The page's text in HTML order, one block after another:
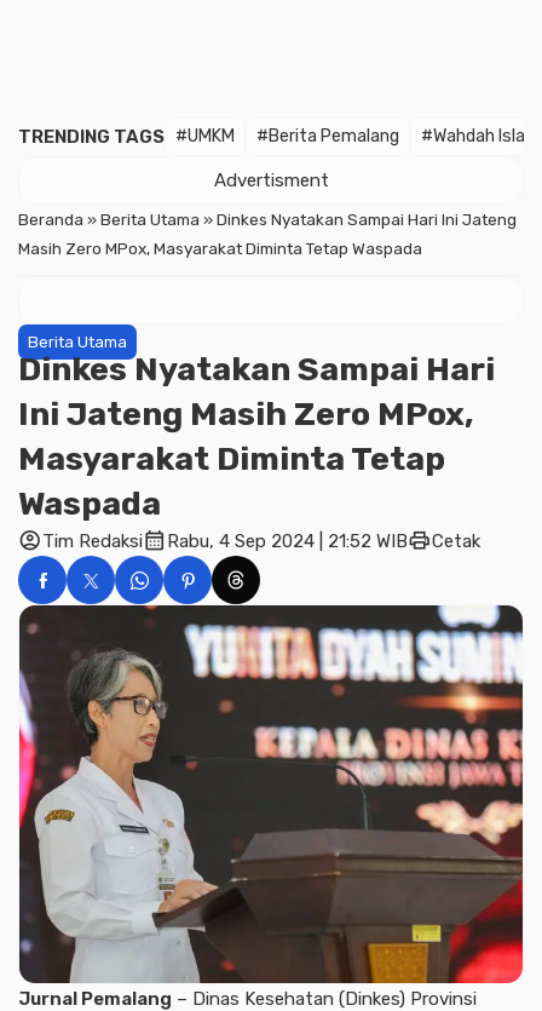
TRENDING TAGS #UMKM #Berita Pemalang #Wahdah
Advertisment
Beranda »Berita Utama »Dinkes Nyatakan Sampai Hari Ini Jateng
Masih Zero MPox, Masyarakat Diminta Tetap Waspada
Berita Utama
Dinkes Nyatakan Sampai Hari
Ini Jateng Masih Zero MPox,
Masyarakat Diminta Tetap
Waspada
account_circleTim Redaksicalendar_month Rabu, 4 Sep 2024 | 21:52 WIBprintCetak
Jurnal Pemalang – Dinas Kesehatan (Dinkes) Provinsi